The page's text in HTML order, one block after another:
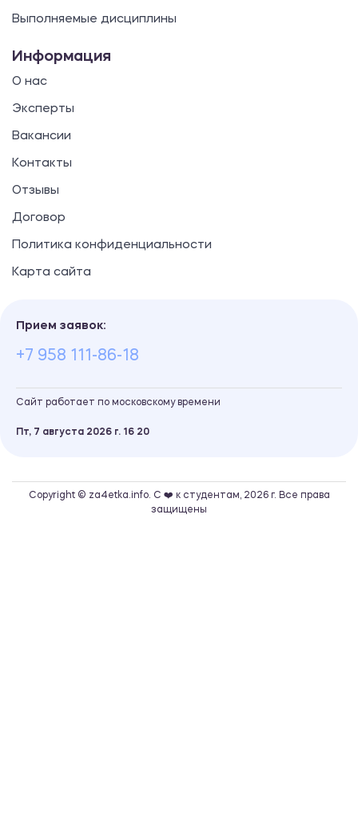
Выполняемые дисциплины
Информация
О нас
Эксперты
Вакансии
Контакты
Отзывы
Договор
Политика конфиденциальности
Карта сайта
Прием заявок:
+7 958 111-86-18
Сайт работает по московскому времени
Пт, 7 августа 2026 г. 16 20
Copyright © za4etka.info. С ❤️ к студентам, 2026 г. Все права
защищены